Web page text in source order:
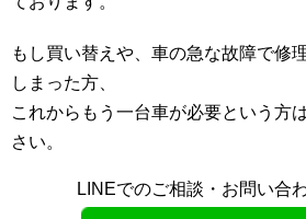
もし買い替えや、車の急な故障で修
しまった方、
これからもう一台車が必要という方
さい。
LINEでのご相談・お問い合